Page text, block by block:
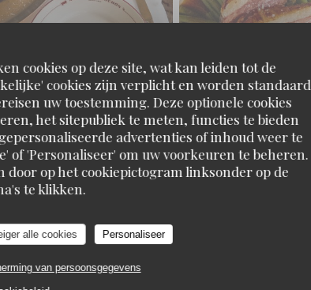
cookies op deze site, wat kan leiden tot de
cookies zijn verplicht en worden standaard
uw toestemming. Deze optionele cookies
het sitepubliek te meten, functies te bieden
advertenties of inhoud weer te
of 'Personaliseer' om uw voorkeuren te beheren.
op het cookiepictogram linksonder op de
te klikken.
alle cookies Personaliseer
van persoonsgegevens